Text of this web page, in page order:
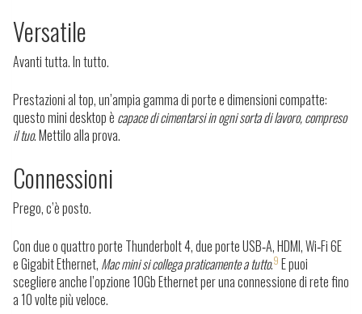
Versatile
Avanti tutta. In tutto.
Prestazioni al top, un’ampia gamma di porte e dimensioni compatte:
questo mini desktop è capace di cimentarsi in ogni sorta di lavoro, compreso
il tuo. Mettilo alla prova.
Connessioni
Prego, c’è posto.
Con due o quattro porte Thunderbolt 4, due porte USB‑A, HDMI, Wi‑Fi 6E
e Gigabit Ethernet, Mac mini si collega praticamente a tutto.9 E puoi
scegliere anche l’opzione 10Gb Ethernet per una connessione di rete fino
a 10 volte più veloce.